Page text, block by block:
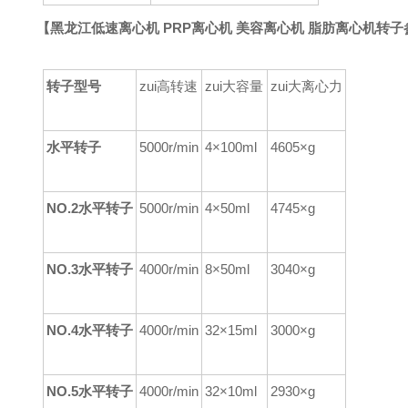
【黑龙江低速离心机 PRP离心机 美容离心机 脂肪离心机转子
转子型号 zui高转速 zui大容量 zui大离心力
水平转子 5000r/min 4×100ml 4605×g
NO.2水平转子 5000r/min 4×50ml 4745×g
NO.3水平转子 4000r/min 8×50ml 3040×g
NO.4水平转子 4000r/min 32×15ml 3000×g
NO.5水平转子 4000r/min 32×10ml 2930×g